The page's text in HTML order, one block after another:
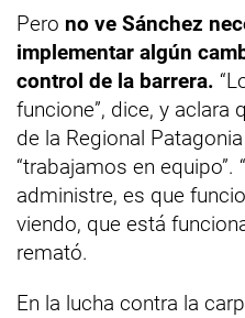
Pero no ve Sánchez
implementar algún
control de la barrera.
funcione”, dice, y aclara
de la Regional
“trabajamos en equipo”.
administre, es que
viendo, que está
remató.
En la lucha contra la